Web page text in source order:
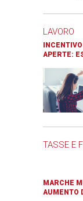
LAVORO
APERTE:
TASSE E
MARCHE
AUMENTO